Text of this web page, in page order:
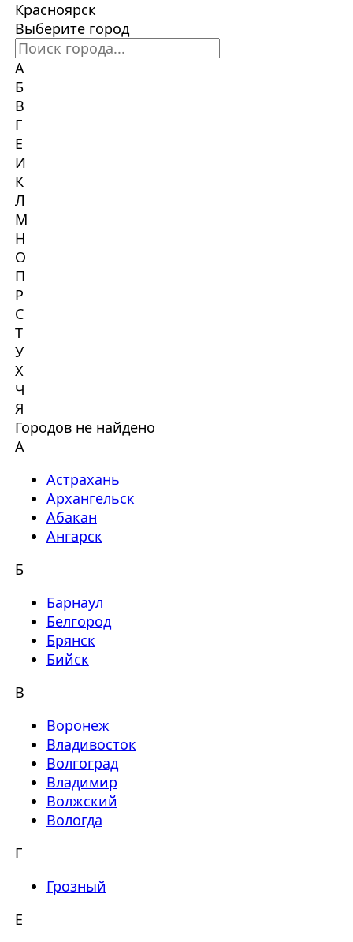
Красноярск
Выберите город
А
Б
В
Г
Е
И
К
Л
М
Н
О
П
Р
С
Т
У
Х
Ч
Я
Городов не найдено
А
Астрахань
Архангельск
Абакан
Ангарск
Б
Барнаул
Белгород
Брянск
Бийск
В
Воронеж
Владивосток
Волгоград
Владимир
Волжский
Вологда
Г
Грозный
Е